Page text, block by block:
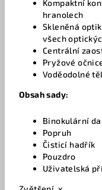
Kompaktní
hranolech
Skleněná
všech
Centrální
Pryžové
Voděodolné
Obsah sady:
Binokulární
Popruh
Čisticí hadřík
Pouzdro
Uživatelská